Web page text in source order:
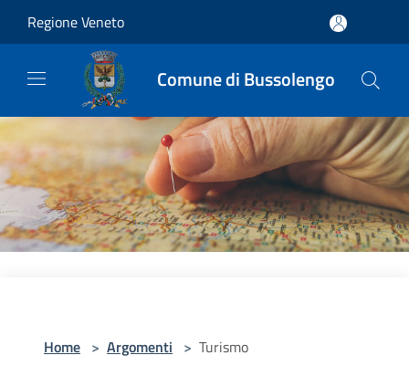
Regione Veneto
Comune di Bussolengo
Home > Argomenti > Turismo